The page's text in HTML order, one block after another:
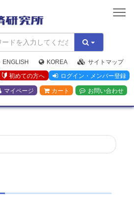
矢
野
経
済
研
究
所
ENGLISH KOREA
サイトマップ
初めての方へ
ログイン・メンバー登録
マイページ カート お問い合わせ